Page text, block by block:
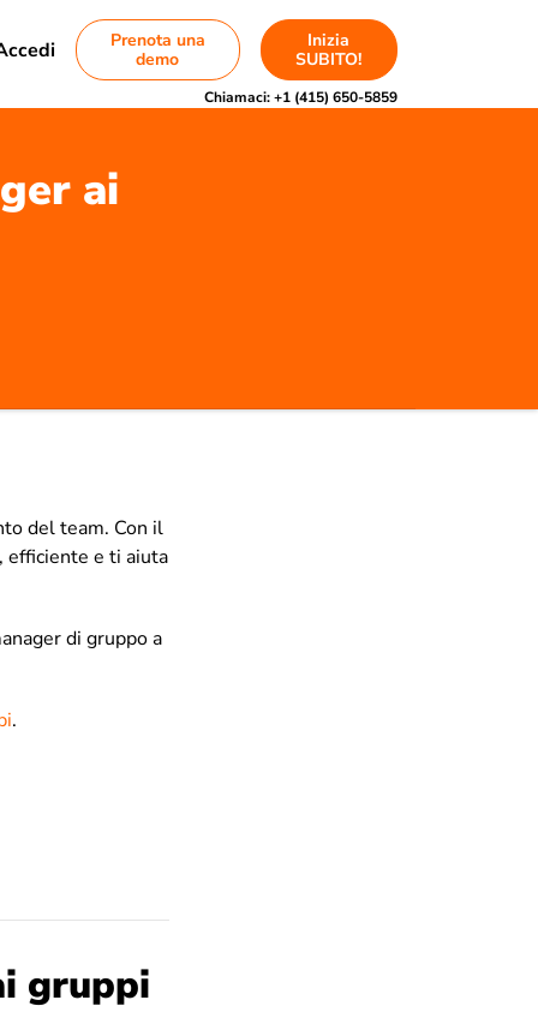
Prenota una
demo
Inizia
SUBITO!
Chiamaci:+1 (415) 650-5859
ai
del team. Con il
efficiente e ti aiuta
di gruppo a
.
gruppi